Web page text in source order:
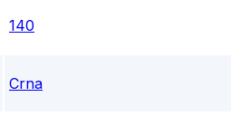
140
Crna